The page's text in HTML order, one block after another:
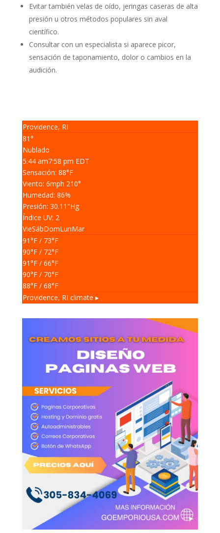
Evitar también velas de oído, jeringas caseras de alta
presión u otros métodos populares sin aval
científico.
Consultar con un especialista si aparece picor,
sensación de taponamiento, dolor o cambios en la
audición.
Providence, RI
81°
Nublado
5:44 am7:58 pm EDT
Sensación: 88°F
Viento: 6mph 210°
Humedad: 86%
Presión: 30.11 "Hg
Índice UV: 2
VieSábDomLunMar
91°F/ 73°F
90°F/ 72°F
91°F/ 66°F
90°F/ 70°F
88°F/ 68°F
Providence, RI climate ▸